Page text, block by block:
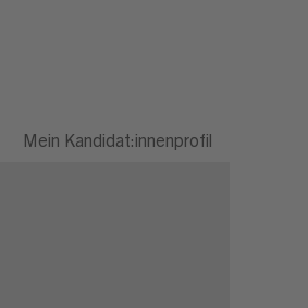
Mein Kandidat:innenprofil